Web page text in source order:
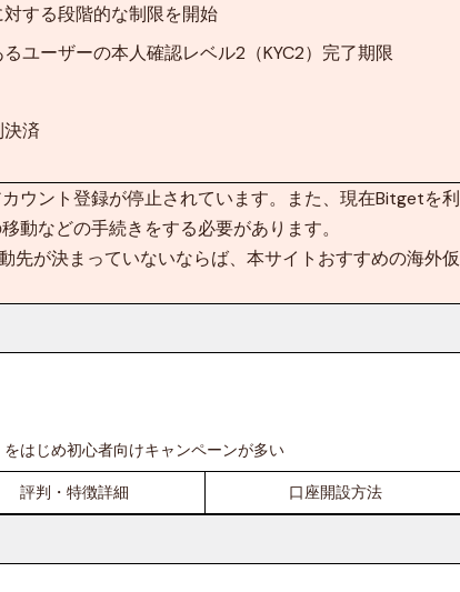
する段階的な制限を開始
ユーザーの本人確認レベル2（KYC2）完了期限
済
ウント登録が停止されています。また、現在Bitgetを利
動などの手続きをする必要があります。
先が決まっていないならば、本サイトおすすめの海外仮
はじめ初心者向けキャンペーンが多い
評判・特徴詳細 口座開設方法